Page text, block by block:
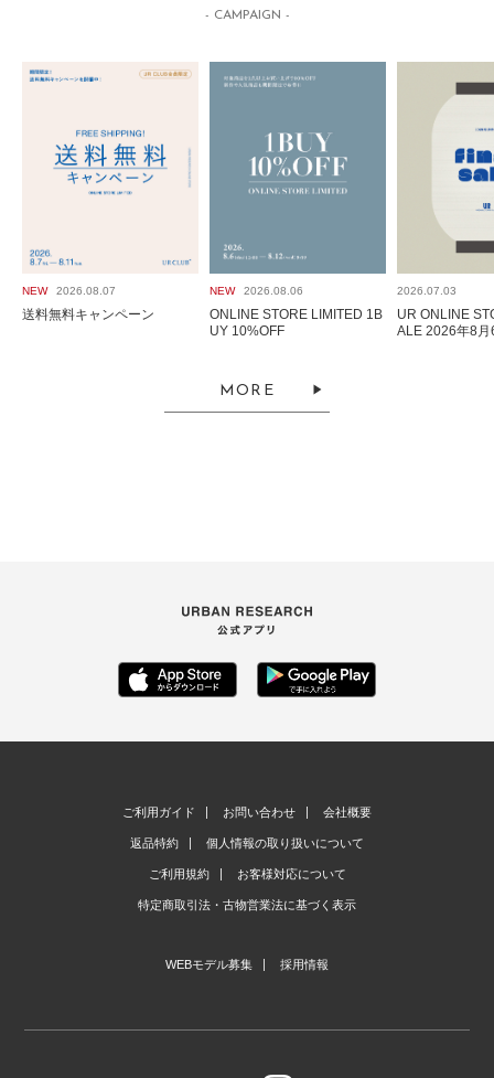
- CAMPAIGN -
NEW 2026.08.07
送料無料キャンペーン
NEW 2026.08.06
ONLINE STORE LIMITED 1B
UY 10%OFF
2026.07.03
UR ONLINE
ALE 2026年8
MORE
ご利用ガイド お問い合わせ 会社概要
返品特約 個人情報の取り扱いについて
ご利用規約 お客様対応について
特定商取引法・古物営業法に基づく表示
WEBモデル募集 採用情報